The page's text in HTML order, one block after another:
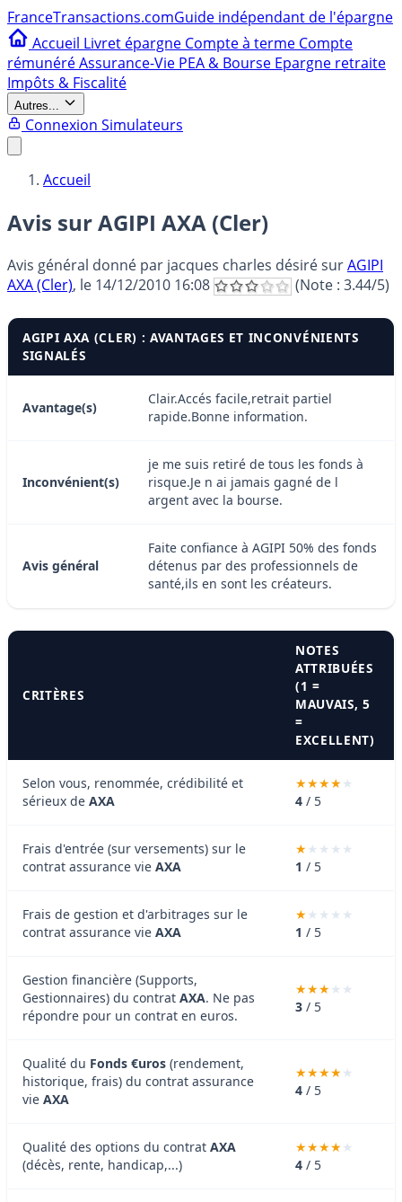
FranceTransactions.comGuide indépendant de l'épargne
Accueil Livret épargne Compte à terme Compte
rémunéréAssurance-Vie PEA & Bourse Epargne retraite
Impôts & Fiscalité
Autres...
Connexion Simulateurs
Accueil
Avis sur AGIPI AXA (Cler)
Avis général donné par jacques charles désirésurAGIPI
AXA (Cler), le 14/12/2010 16:08 (Note : 3.44/5)
AGIPI AXA (CLER) : AVANTAGES ET INCONVÉNIENTS
SIGNALÉS
Avantage(s)
Clair.Accés facile,retrait partiel
rapide.Bonne information.
Inconvénient(s)
je me suis retiré de tous les fonds à
risque.Je n ai jamais gagné de l
argent avec la bourse.
Avis général
Faite confiance à AGIPI 50% des fonds
détenus par des professionnels de
santé,ils en sont les créateurs.
CRITÈRES
NOTES
ATTRIBUÉES
(1 =
MAUVAIS, 5
=
EXCELLENT)
Selon vous, renommée, crédibilité et
sérieux de AXA 4 / 5
Frais d'entrée (sur versements) sur le
contrat assurance vie AXA 1 / 5
Frais de gestion et d'arbitrages sur le
contrat assurance vie AXA 1 / 5
Gestion financière (Supports,
Gestionnaires) du contrat AXA. Ne pas
répondre pour un contrat en euros.
3 / 5
Qualité du Fonds €uros (rendement,
historique, frais) du contrat assurance
vie AXA
4 / 5
Qualité des options du contrat AXA
(décès, rente, handicap,...)
4 / 5